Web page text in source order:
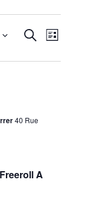
Recherche
navigation
Recherche
de
vues
Liste
40 Rue
A